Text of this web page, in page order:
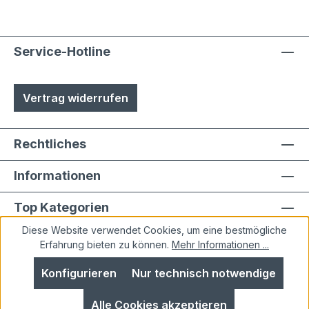
Service-Hotline
Vertrag widerrufen
Rechtliches
Informationen
Top Kategorien
Alle Preise inkl. gesetzl. Mehrwertsteuer zzgl.
Versandkostenund ggf. Nachnahmegebühren, wenn
Diese Website verwendet Cookies, um eine bestmögliche
Erfahrung bieten zu können. Mehr Informationen ...
Nur technisch notwendige
Konfigurieren
Alle Cookies akzeptieren